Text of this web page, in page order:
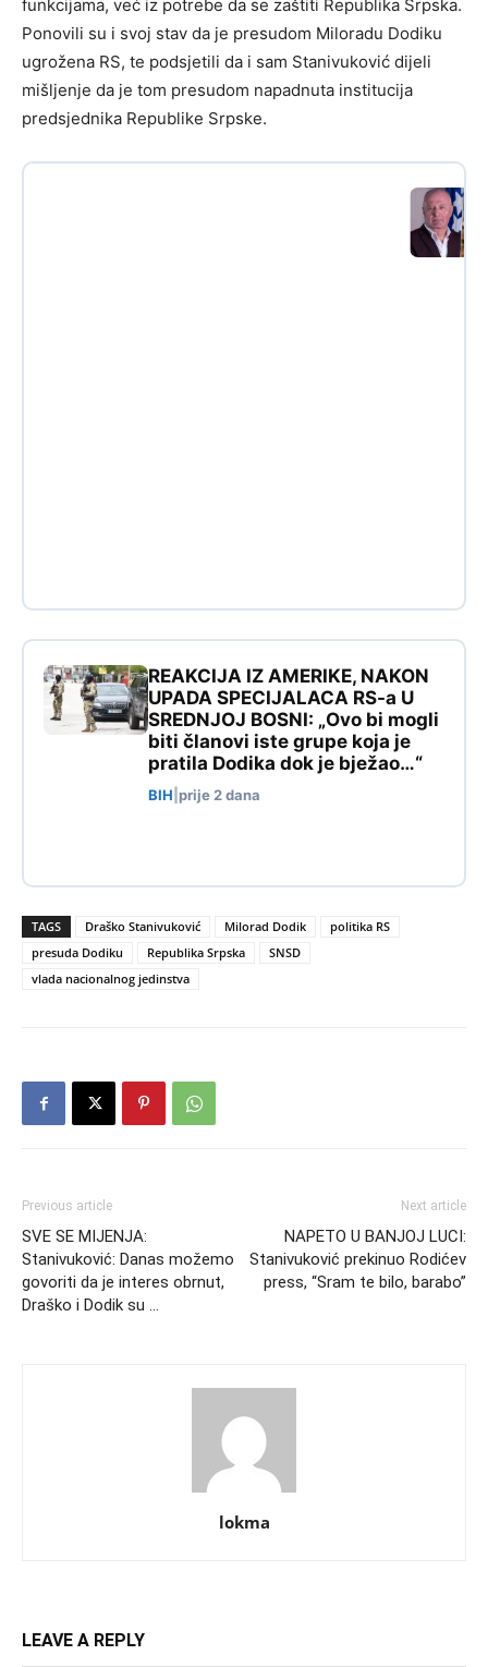
funkcijama, već iz potrebe da se zaštiti Republika Srpska.
Ponovili su i svoj stav da je presudom Miloradu Dodiku
ugrožena RS, te podsjetili da i sam Stanivuković dijeli
mišljenje da je tom presudom napadnuta institucija
predsjednika Republike Srpske.
REAKCIJA IZ AMERIKE, NAKON
UPADA SPECIJALACA RS-a U
SREDNJOJ BOSNI: „Ovo bi mogli
biti članovi iste grupe koja je
pratila Dodika dok je bježao…“
BIH prije 2 dana
TAGS Draško Stanivuković Milorad Dodik
politika RS
presuda Dodiku
Republika Srpska
SNSD
vlada nacionalnog jedinstva
Previous article
SVE SE MIJENJA:
Stanivuković: Danas možemo
govoriti da je interes obrnut,
Draško i Dodik su …
Next article
NAPETO U BANJOJ LUCI:
Stanivuković prekinuo Rodićev
press, “Sram te bilo, barabo”
lokma
LEAVE A REPLY